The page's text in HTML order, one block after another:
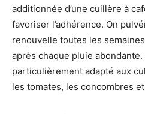
additionnée d’une cuillère à
favoriser l’adhérence. On
renouvelle toutes les
après chaque pluie
particulièrement adapté aux
les tomates, les concombres